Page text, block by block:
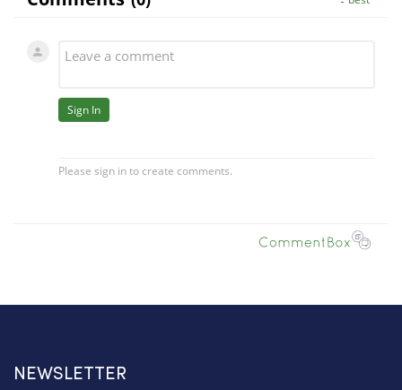
NEWSLETTER